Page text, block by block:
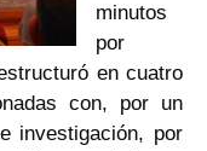
minutos
por
en cuatro
con, por un
investigación, por